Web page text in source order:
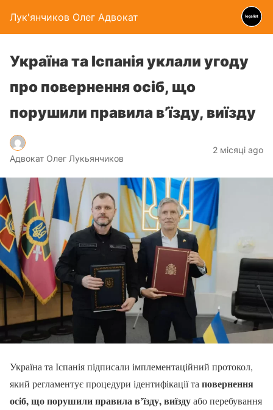
Лук'янчиков Олег Адвокат
Україна та Іспанія уклали угоду
про повернення осіб, що
порушили правила в’їзду, виїзду
Адвокат Олег Лукьянчиков
2 місяці ago
Україна та Іспанія підписали імплементаційний протокол,
який регламентує процедури ідентифікації таповернення
осіб, що порушили правила в’їзду, виїздуабо перебування